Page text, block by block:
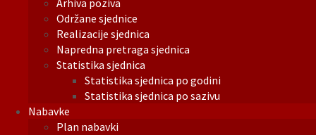
Arhiva poziva
Održane sjednice
Realizacije sjednica
Napredna pretraga sjednica
Statistika sjednica
Statistika sjednica po godini
Statistika sjednica po sazivu
Nabavke
Plan nabavki